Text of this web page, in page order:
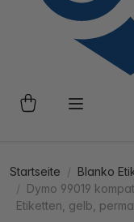
Startseite Blanko
Dymo 99019
Etiketten, gelb,